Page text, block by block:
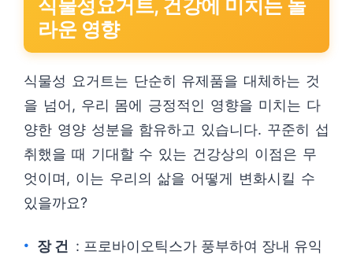
식물성요거트, 건강에 미치는 놀
라운 영향
식물성 요거트는 단순히 유제품을 대체하는 것
을 넘어, 우리 몸에 긍정적인 영향을 미치는 다
양한 영양 성분을 함유하고 있습니다. 꾸준히 섭
취했을 때 기대할 수 있는 건강상의 이점은 무
엇이며, 이는 우리의 삶을 어떻게 변화시킬 수
있을까요?
장 건 : 프로바이오틱스가 풍부하여 장내 유익